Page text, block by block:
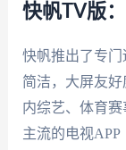
快帆TV版
快帆推出了专
简洁，大屏友
内综艺、体育
主流的电视APP